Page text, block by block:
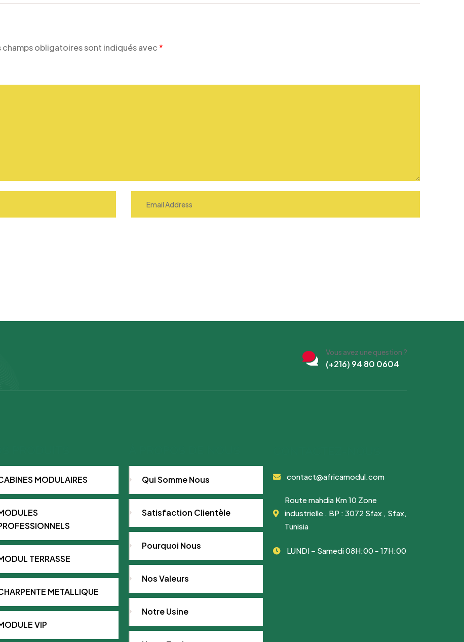
champs obligatoires sont indiqués avec*
Vous avez une question ?
(+216) 94 80 0604
MODULAIRES
TERRASSE
METALLIQUE
VIP
Qui Somme Nous
Satisfaction Clientèle
Pourquoi Nous
Nos Valeurs
Notre Usine
contact@africamodul.com
Route mahdia Km 10 Zone
industrielle . BP : 3072 Sfax , Sfax,
Tunisia
LUNDI – Samedi 08H:00 - 17H:00